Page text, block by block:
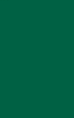
une nouvelle
fenêtre)
fenêtre)